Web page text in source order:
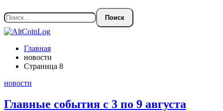
Главная
новости
Страница 8
новости
Главные события с 3 по 9 августа